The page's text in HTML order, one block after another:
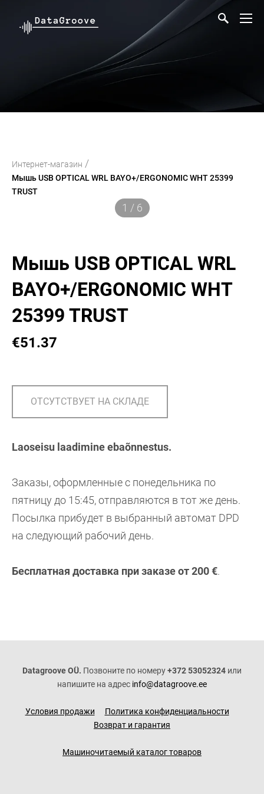
Интернет-магазин /
Мышь USB OPTICAL WRL BAYO+/ERGONOMIC WHT 25399
TRUST
1 / 6
Мышь USB OPTICAL WRL
BAYO+/ERGONOMIC WHT
25399 TRUST
€51.37
ОТСУТСТВУЕТ НА СКЛАДЕ
Laoseisu laadimine ebaõnnestus.
Заказы, оформленные с понедельника по
пятницу до 15:45, отправляются в тот же день.
Посылка прибудет в выбранный автомат DPD
на следующий рабочий день.
Бесплатная доставка при заказе от 200 €.
Datagroove OÜ. Позвоните по номеру+372 53052324 или
напишите на адрес info@datagroove.ee
Условия продажи
Политика конфиденциальности
Возврат и гарантия
Машиночитаемый каталог товаров